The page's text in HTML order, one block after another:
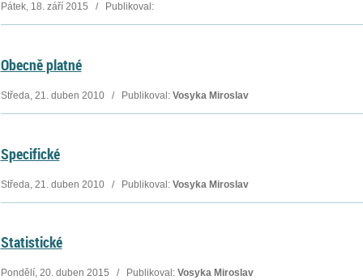
Pátek, 18. září 2015 / Publikoval:
Obecně platné
Středa, 21. duben 2010 / Publikoval: Vosyka Miroslav
Specifické
Středa, 21. duben 2010 / Publikoval: Vosyka Miroslav
Statistické
Pondělí, 20. duben 2015 / Publikoval: Vosyka Miroslav